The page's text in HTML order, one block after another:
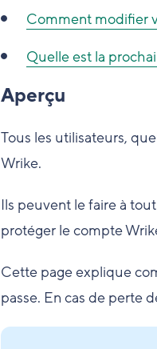
Comment modifier
Quelle est la
Aperçu
Tous les utilisateurs,
Wrike.
Ils peuvent le faire à
protéger le compte
Cette page explique
passe. En cas de perte